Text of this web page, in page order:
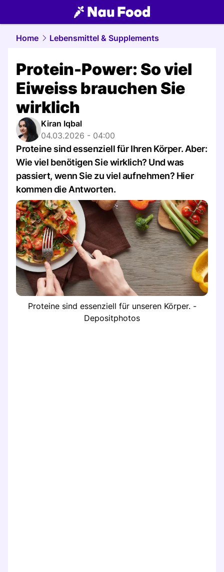
food.NAU.ch
Home Lebensmittel & Supplements
Protein-Power: So viel
Eiweiss brauchen Sie
wirklich
Kiran Iqbal
04.03.2026 - 04:00
Proteine sind essenziell für Ihren Körper. Aber:
Wie viel benötigen Sie wirklich? Und was
passiert, wenn Sie zu viel aufnehmen? Hier
kommen die Antworten.
Proteine sind essenziell für unseren Körper. -
Depositphotos